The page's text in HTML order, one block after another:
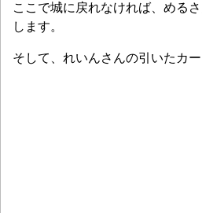
ここで城に戻れなければ、める
します。
そして、れいんさんの引いたカ